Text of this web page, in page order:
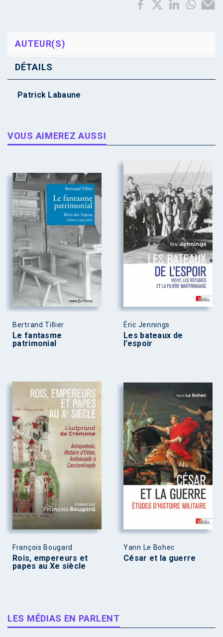
AUTEUR(S)
DÉTAILS
Patrick Labaune
VOUS AIMEREZ AUSSI
Bertrand Tillier
Le fantasme
patrimonial
Éric Jennings
Les bateaux de
l’espoir
François Bougard
Rois, empereurs et
papes au Xe siècle
Yann Le Bohec
César et la guerre
LES MÉDIAS EN PARLENT